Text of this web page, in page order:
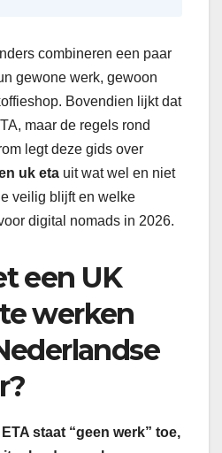
combineren een paar
gewone werk, gewoon
Bovendien lijkt dat
maar de regels rond
legt deze gids over
uk eta uit wat wel en niet
veilig blijft en welke
digital nomads in 2026.
een UK
werken
staat “geen werk” toe,